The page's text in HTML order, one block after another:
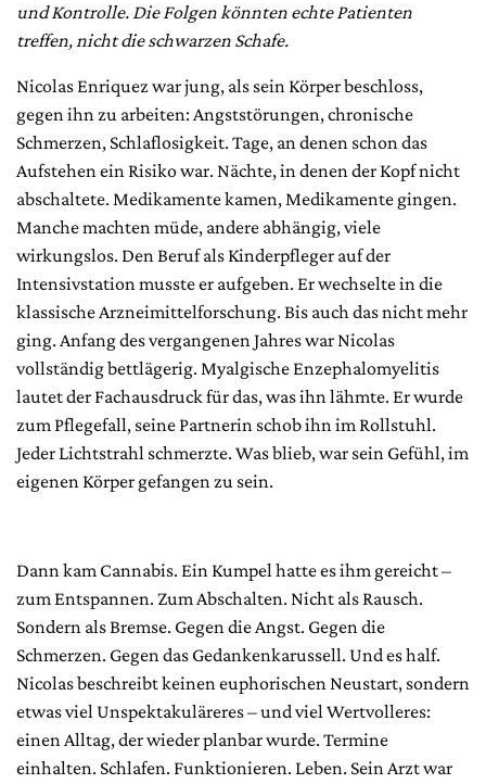
und Kontrolle. Die Folgen könnten echte Patienten
treffen, nicht die schwarzen Schafe.
Nicolas Enriquez war jung, als sein Körper beschloss,
gegen ihn zu arbeiten: Angststörungen, chronische
Schmerzen, Schlaflosigkeit. Tage, an denen schon das
Aufstehen ein Risiko war. Nächte, in denen der Kopf nicht
abschaltete. Medikamente kamen, Medikamente gingen.
Manche machten müde, andere abhängig, viele
wirkungslos. Den Beruf als Kinderpfleger auf der
Intensivstation musste er aufgeben. Er wechselte in die
klassische Arzneimittelforschung. Bis auch das nicht mehr
ging. Anfang des vergangenen Jahres war Nicolas
vollständig bettlägerig. Myalgische Enzephalomyelitis
lautet der Fachausdruck für das, was ihn lähmte. Er wurde
zum Pflegefall, seine Partnerin schob ihn im Rollstuhl.
Jeder Lichtstrahl schmerzte. Was blieb, war sein Gefühl, im
eigenen Körper gefangen zu sein.
Dann kam Cannabis. Ein Kumpel hatte es ihm gereicht –
zum Entspannen. Zum Abschalten. Nicht als Rausch.
Sondern als Bremse. Gegen die Angst. Gegen die
Schmerzen. Gegen das Gedankenkarussell. Und es half.
Nicolas beschreibt keinen euphorischen Neustart, sondern
etwas viel Unspektakuläreres – und viel Wertvolleres:
einen Alltag, der wieder planbar wurde. Termine
einhalten. Schlafen. Funktionieren. Leben. Sein Arzt war